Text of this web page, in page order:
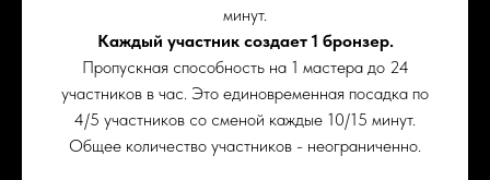
минут.
Каждый участник создает 1 бронзер.
Пропускная способность на 1 мастера до 24
участников в час. Это единовременная посадка по
4/5 участников со сменой каждые 10/15 минут.
Общее количество участников - неограниченно.